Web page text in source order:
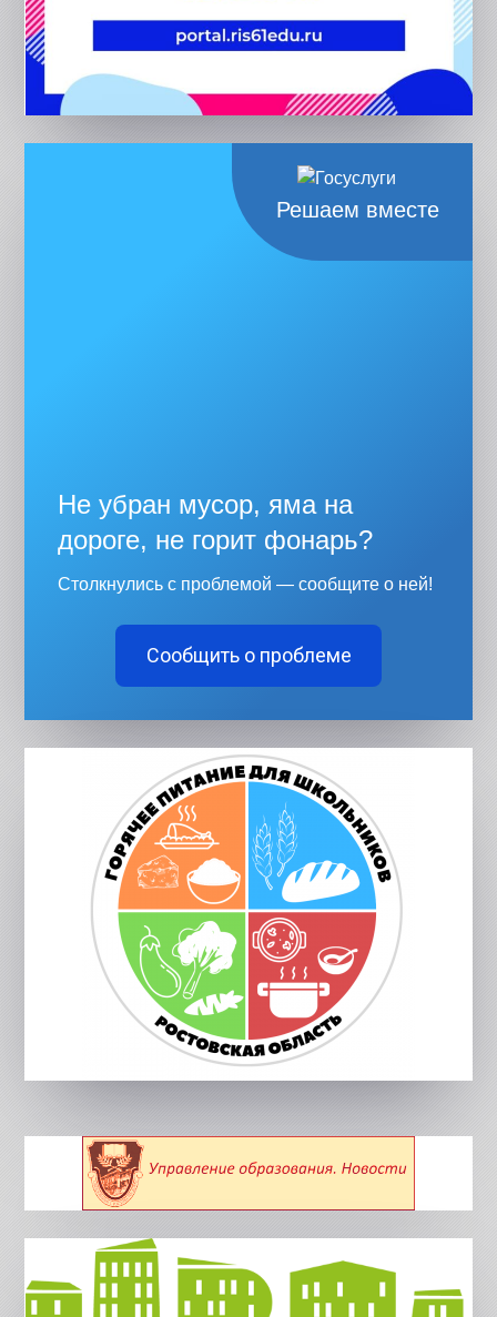
Решаем вместе
Не убран мусор, яма на
дороге, не горит фонарь?
Столкнулись с проблемой — сообщите о ней!
Сообщить о проблеме